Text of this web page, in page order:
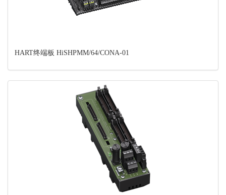
HART终端板 HiSHPMM/64/CONA-01